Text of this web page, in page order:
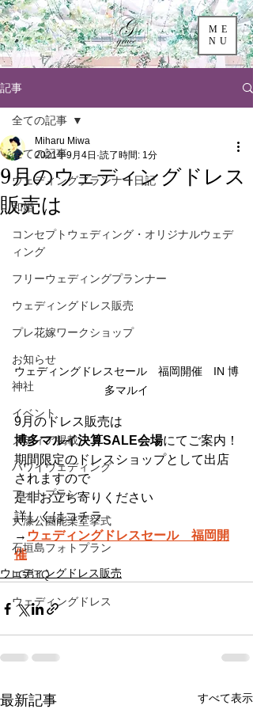
ME
NU
記事
全ての記事
ウェディングプランナー日記
和婚
コンセプトウェディング・オリジナルウェデ
ィング
フリーウェディングプランナー
ウェディングドレス販売
プレ花嫁ワークショップ
お知らせ
神社
イベント
メディア掲載
ハワイウェディング
フォトプラン
大濠公園能楽堂挙式
石垣島フォトプラン
LGBTQ
ウェディングドレス
全ての記事
9月のウェディングドレス
販売は
Miharu Miwa
2021年9月4日 読了時間: 1分
ウェディングドレスセール　福岡開催　IN 博
多マルイ
9月のドレス販売は
博多マルイ決算SALE会場にてご案内！
期間限定のドレスショップとして出店
されますので
是非お立ち寄りください
詳しくはコチラ
​→ ウェディングドレスセール　福岡開
催
ウェディングドレス販売
最新記事 すべて表示